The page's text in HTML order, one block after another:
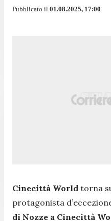
Pubblicato il 01.08.2025, 17:00
Cinecittà World torna
protagonista
di Nozze a Cinecittà